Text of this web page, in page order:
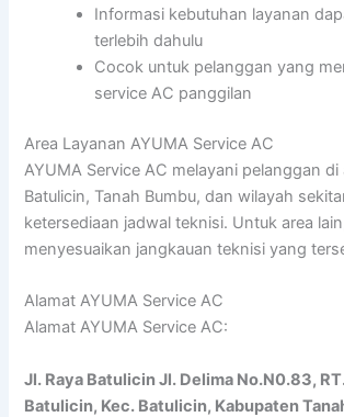
Informasi kebutuhan layanan
terlebih dahulu
Cocok untuk pelanggan yang
service AC panggilan
Area Layanan AYUMA Service AC
AYUMA Service AC melayani pelanggan di
Batulicin, Tanah Bumbu, dan wilayah
ketersediaan jadwal teknisi. Untuk area
menyesuaikan jangkauan teknisi yang
Alamat AYUMA Service AC
Alamat AYUMA Service AC:
Jl. Raya Batulicin Jl. Delima No.N0.83,
Batulicin, Kec. Batulicin, Kabupaten